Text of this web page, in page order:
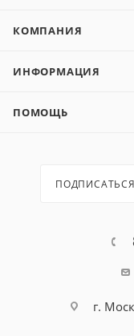
КОМПАНИЯ
ИНФОРМАЦИЯ
ПОМОЩЬ
г.